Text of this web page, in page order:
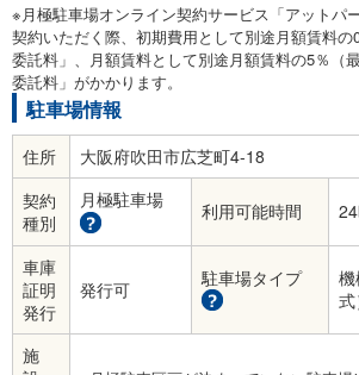
※月極駐車場オンライン契約サービス「アットパ
契約いただく際、初期費用として別途月額賃料
委託料」、月額賃料として別途月額賃料の5％（
委託料」がかかります。
駐車場情報
住所
大阪府吹田市広芝町4-18
契約
種別
月極駐車場 利用可能時間
車庫
証明
発行
発行可 駐車場タイプ
式
施